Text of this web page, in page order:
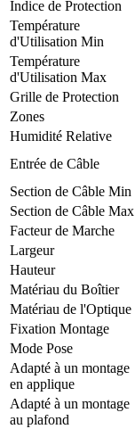
Indice de Protection
Température
d'Utilisation Min
Température
d'Utilisation Max
Grille de Protection
Zones
Humidité Relative
Entrée de Câble
Section de Câble Min
Section de Câble Max
Facteur de Marche
Largeur
Hauteur
Matériau du Boîtier
Matériau de l'Optique
Fixation Montage
Mode Pose
Adapté à un montage
en applique
Adapté à un montage
au plafond